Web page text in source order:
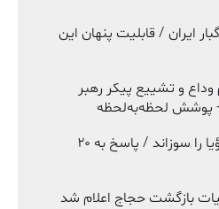
ایران / قابلیت پنهان این
و تشییع پیکر رهبر
پوشش لحظه‌به‌لحظه
ناو وینسنس ۲۹۱ رؤیا را سوزاند / پاسخ به ۲۰
بازگشت حجاج اعلام شد